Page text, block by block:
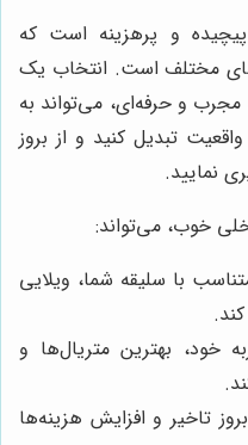
و پرهزینه است که
مختلف است. انتخاب یک
و حرفه‌ای، می‌تواند به
تبدیل کنید و از بروز
نمایید.
خوب، می‌تواند:
با سلیقه شما، ویلایی
خود، بهترین متریال‌ها و
تاخیر و افزایش هزینه‌ها